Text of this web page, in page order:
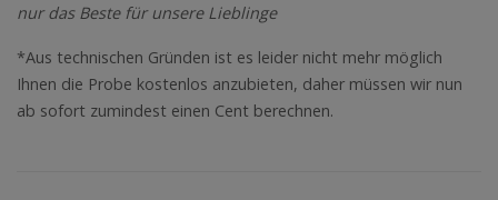
nur das Beste für unsere Lieblinge
*Aus technischen Gründen ist es leider nicht mehr möglich
Ihnen die Probe kostenlos anzubieten, daher müssen wir nun
ab sofort zumindest einen Cent berechnen.